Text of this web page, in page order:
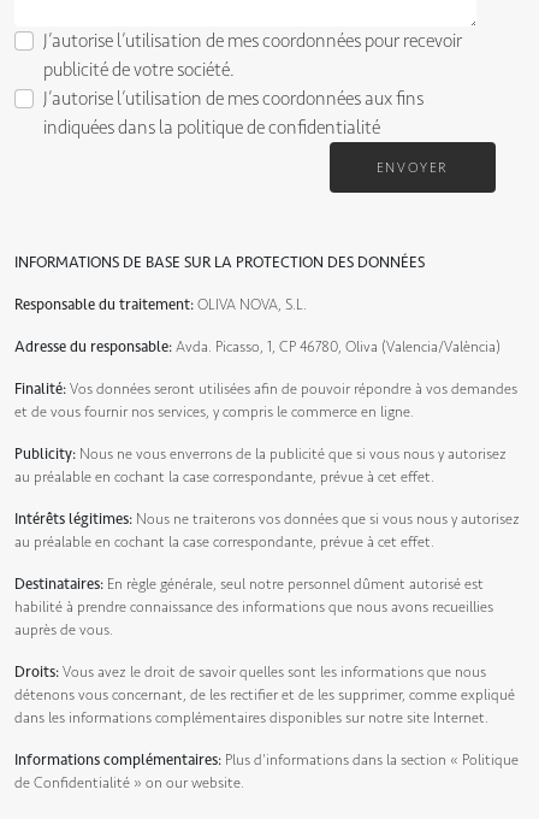
INFORMATIONS DE BASE SUR LA PROTECTION DES DONNÉES
Responsable du traitement: OLIVA NOVA, S.L.
Adresse du responsable: Avda. Picasso, 1, CP 46780, Oliva (Valencia/València)
Finalité: Vos données seront utilisées afin de pouvoir répondre à vos demandes
et de vous fournir nos services, y compris le commerce en ligne.
Publicity: Nous ne vous enverrons de la publicité que si vous nous y autorisez
au préalable en cochant la case correspondante, prévue à cet effet.
Intérêts légitimes: Nous ne traiterons vos données que si vous nous y autorisez
au préalable en cochant la case correspondante, prévue à cet effet.
Destinataires: En règle générale, seul notre personnel dûment autorisé est
habilité à prendre connaissance des informations que nous avons recueillies
auprès de vous.
Droits: Vous avez le droit de savoir quelles sont les informations que nous
détenons vous concernant, de les rectifier et de les supprimer, comme expliqué
dans les informations complémentaires disponibles sur notre site Internet.
Informations complémentaires: Plus d’informations dans la section « Politique
de Confidentialité » on our website.
J’autorise l’utilisation de mes coordonnées pour recevoir
publicité de votre société.
J’autorise l’utilisation de mes coordonnées aux fins
indiquées dans la politique de confidentialité
ENVOYER